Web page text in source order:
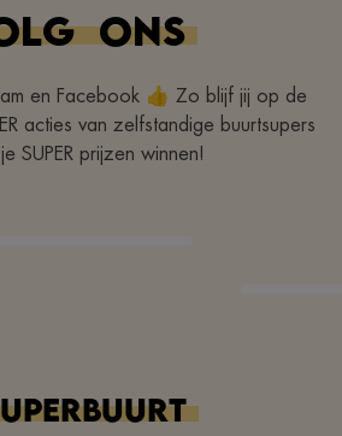
ONS
en Facebook 👍 Zo blijf jij op de
acties van zelfstandige buurtsupers
SUPER prijzen winnen!